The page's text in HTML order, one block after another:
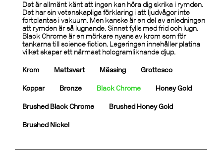
Det är allmänt känt att ingen kan höra dig skrika i rymden.
Det har sin vetenskapliga förklaring i att ljudvågor inte
fortplantas i vakuum. Men kanske är en del av anledningen
att rymden är så lugnande. Sinnet fylls med frid och lugn.
Black Chrome är en mörkare nyans av krom som för
tankarna till science fiction. Legeringen innehåller platina
vilket skapar ett närmast hologramliknande djup.
Krom Mattsvart Mässing Grottesco
Koppar Bronze Black Chrome Honey Gold
Brushed Black Chrome Brushed Honey Gold
Brushed Nickel